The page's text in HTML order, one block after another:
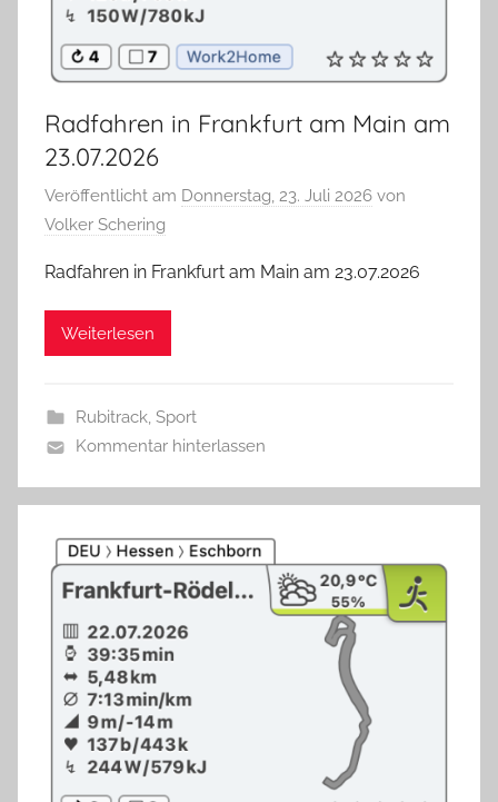
Radfahren in Frankfurt am Main am
23.07.2026
Veröffentlicht am Donnerstag, 23. Juli 2026 von
Volker Schering
Radfahren in Frankfurt am Main am 23.07.2026
Weiterlesen
Rubitrack, Sport
Kommentar hinterlassen